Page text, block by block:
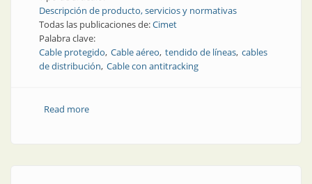
Descripción de producto, servicios y normativas
Todas las publicaciones de:Cimet
Palabra clave:
Cable protegido Cable aéreo tendido de líneas cables
de distribución Cable con antitracking
Read moreabout Nueva línea de cables protegidos